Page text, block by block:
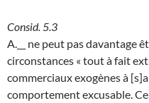
Consid. 5.3
A.__ ne peut pas davantage
circonstances « tout à fait
commerciaux exogènes à
comportement excusable.